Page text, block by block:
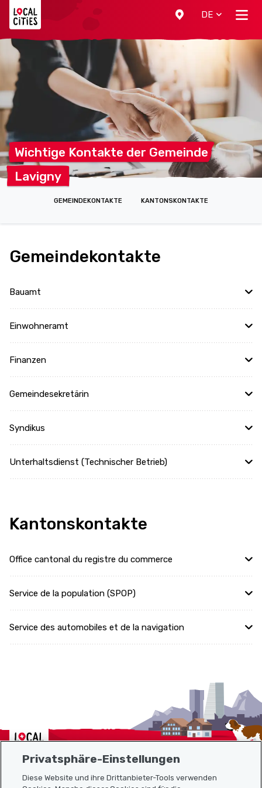
DE
Wichtige Kontakte der Gemeinde
Lavigny
GEMEINDEKONTAKTE KANTONSKONTAKTE
Gemeindekontakte
Bauamt
Einwohneramt
Finanzen
Gemeindesekretärin
Syndikus
Unterhaltsdienst (Technischer Betrieb)
Kantonskontakte
Office cantonal du registre du commerce
Service de la population (SPOP)
Service des automobiles et de la navigation
Localcities
Privatsphäre-Einstellungen
Diese Website und ihre Drittanbieter-Tools verwenden